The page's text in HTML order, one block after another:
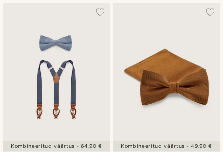
Kombineeritud väärtus - 64,90 € Kombineeritud väärtus - 49,90 €